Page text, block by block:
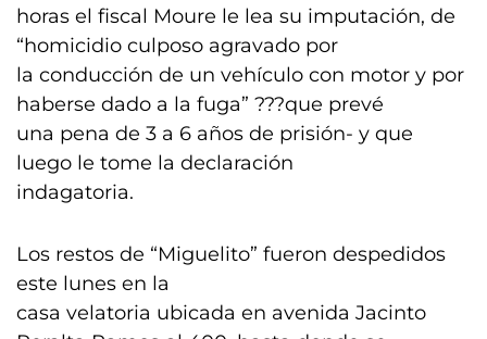
horas el fiscal Moure le lea su imputación, de
“homicidio culposo agravado por
la conducción de un vehículo con motor y por
haberse dado a la fuga” ???que prevé
una pena de 3 a 6 años de prisión- y que
luego le tome la declaración
indagatoria.
Los restos de “Miguelito” fueron despedidos
este lunes en la
casa velatoria ubicada en avenida Jacinto